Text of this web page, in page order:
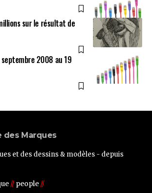
sur le résultat de
2008 au 19
des Marques
et des dessins & modèles - depuis
// people //